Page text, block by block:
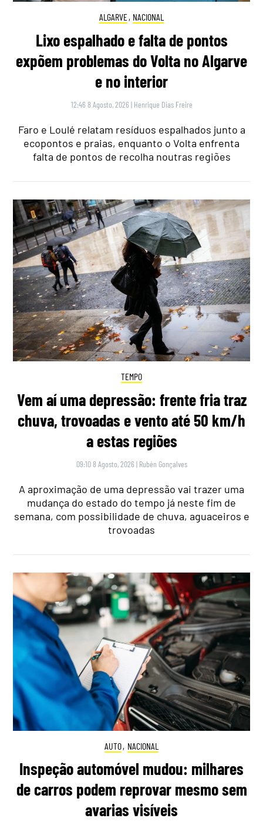
ALGARVE, NACIONAL
Lixo espalhado e falta de pontos
expõem problemas do Volta no Algarve
e no interior
12:46 8 Agosto, 2026 | Henrique Dias Freire
Faro e Loulé relatam resíduos espalhados junto a
ecopontos e praias, enquanto o Volta enfrenta
falta de pontos de recolha noutras regiões
TEMPO
Vem aí uma depressão: frente fria traz
chuva, trovoadas e vento até 50 km/h
a estas regiões
09:10 8 Agosto, 2026 | Rubén Gonçalves
A aproximação de uma depressão vai trazer uma
mudança do estado do tempo já neste fim de
semana, com possibilidade de chuva, aguaceiros e
trovoadas
AUTO, NACIONAL
Inspeção automóvel mudou: milhares
de carros podem reprovar mesmo sem
avarias visíveis